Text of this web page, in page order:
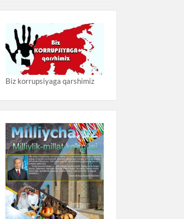
Biz korrupsiyaga qarshimiz